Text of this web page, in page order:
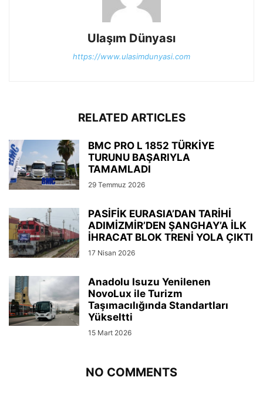
Ulaşım Dünyası
https://www.ulasimdunyasi.com
RELATED ARTICLES
BMC PRO L 1852 TÜRKİYE
TURUNU BAŞARIYLA
TAMAMLADI
29 Temmuz 2026
PASİFİK EURASIA’DAN TARİHİ
ADIMİZMİR’DEN ŞANGHAY’A İLK
İHRACAT BLOK TRENİ YOLA ÇIKTI
17 Nisan 2026
Anadolu Isuzu Yenilenen
NovoLux ile Turizm
Taşımacılığında Standartları
Yükseltti
15 Mart 2026
NO COMMENTS